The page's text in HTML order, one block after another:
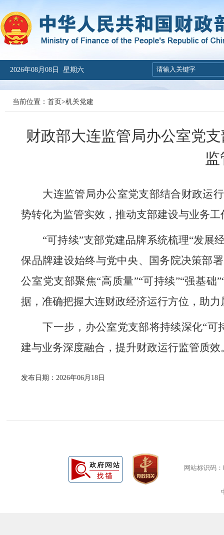
2026年08月08日 星期六
当前位置： 首页>机关党建
财政部大连监管局办公室党
大连监管局办公室党支部结合财政运
势转化为监管实效，推动支部建设与业务
“可持续”支部党建品牌系统梳理“发展
保品牌建设始终与党中央、国务院决策部
公室党支部聚焦“高质量”“可持续”“强基
据，准确把握大连财政经济运行方位，助
下一步，办公室党支部将持续深化“可
建与业务深度融合，提升财政运行监管质效
发布日期：2026年06月18日
网站标识码